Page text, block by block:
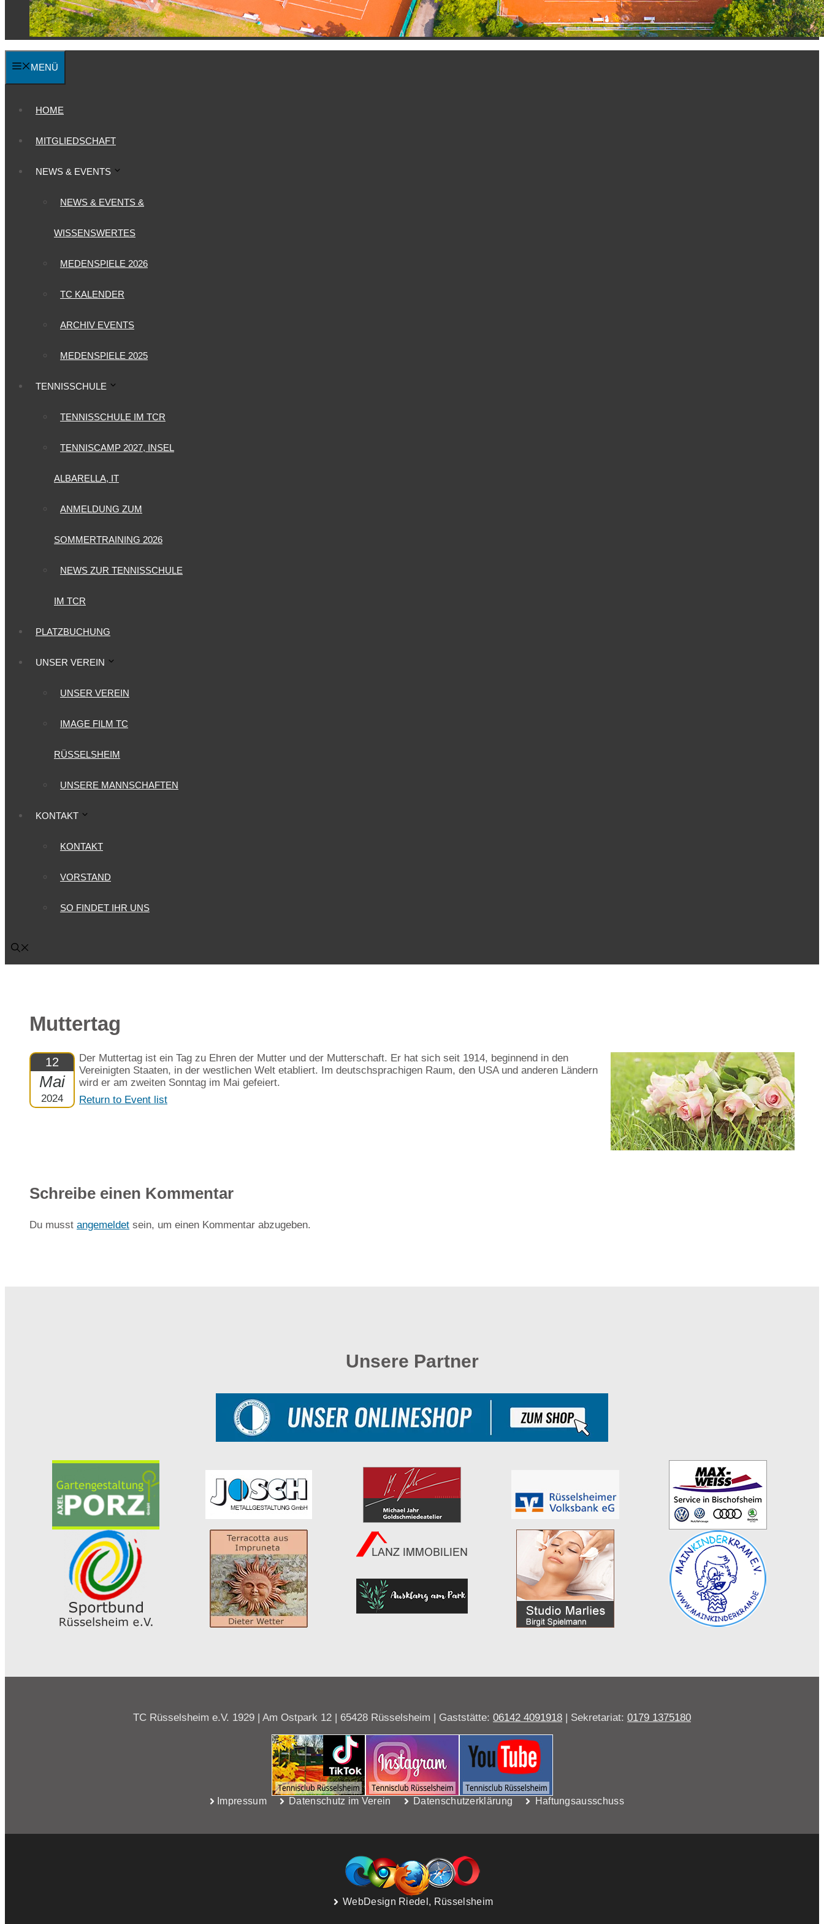
MENÜ
HOME
MITGLIEDSCHAFT
NEWS & EVENTS
NEWS & EVENTS &
WISSENSWERTES
MEDENSPIELE 2026
TC KALENDER
ARCHIV EVENTS
MEDENSPIELE 2025
TENNISSCHULE
TENNISSCHULE IM TCR
TENNISCAMP 2027, INSEL
ALBARELLA, IT
ANMELDUNG ZUM
SOMMERTRAINING 2026
NEWS ZUR TENNISSCHULE
IM TCR
PLATZBUCHUNG
UNSER VEREIN
UNSER VEREIN
IMAGE FILM TC
RÜSSELSHEIM
UNSERE MANNSCHAFTEN
KONTAKT
KONTAKT
VORSTAND
SO FINDET IHR UNS
Muttertag
12
Mai
2024
Der Muttertag ist ein Tag zu Ehren der Mutter und der Mutterschaft. Er hat sich seit 1914, beginnend in den
Vereinigten Staaten, in der westlichen Welt etabliert. Im deutschsprachigen Raum, den USA und anderen Ländern
wird er am zweiten Sonntag im Mai gefeiert.
Return to Event list
Schreibe einen Kommentar
Du musst angemeldet sein, um einen Kommentar abzugeben.
Unsere Partner
TC Rüsselsheim e.V. 1929 | Am Ostpark 12 | 65428 Rüsselsheim | Gaststätte: 06142 4091918 | Sekretariat: 0179 1375180
Impressum Datenschutz im Verein Datenschutzerklärung Haftungsausschuss
WebDesign Riedel, Rüsselsheim